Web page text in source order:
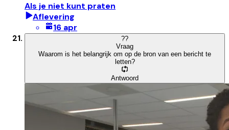
Als je niet kunt praten
Aflevering
16 apr
??
Vraag
Waarom is het belangrijk om op de bron van een bericht te
letten?
Antwoord